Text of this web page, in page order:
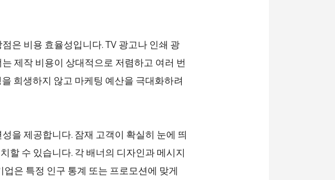
은 비용 효율성입니다. TV 광고나 인쇄 광
제작 비용이 상대적으로 저렴하고 여러 번
희생하지 않고 마케팅 예산을 극대화하려
을 제공합니다. 잠재 고객이 확실히 눈에 띄
할 수 있습니다. 각 배너의 디자인과 메시지
은 특정 인구 통계 또는 프로모션에 맞게